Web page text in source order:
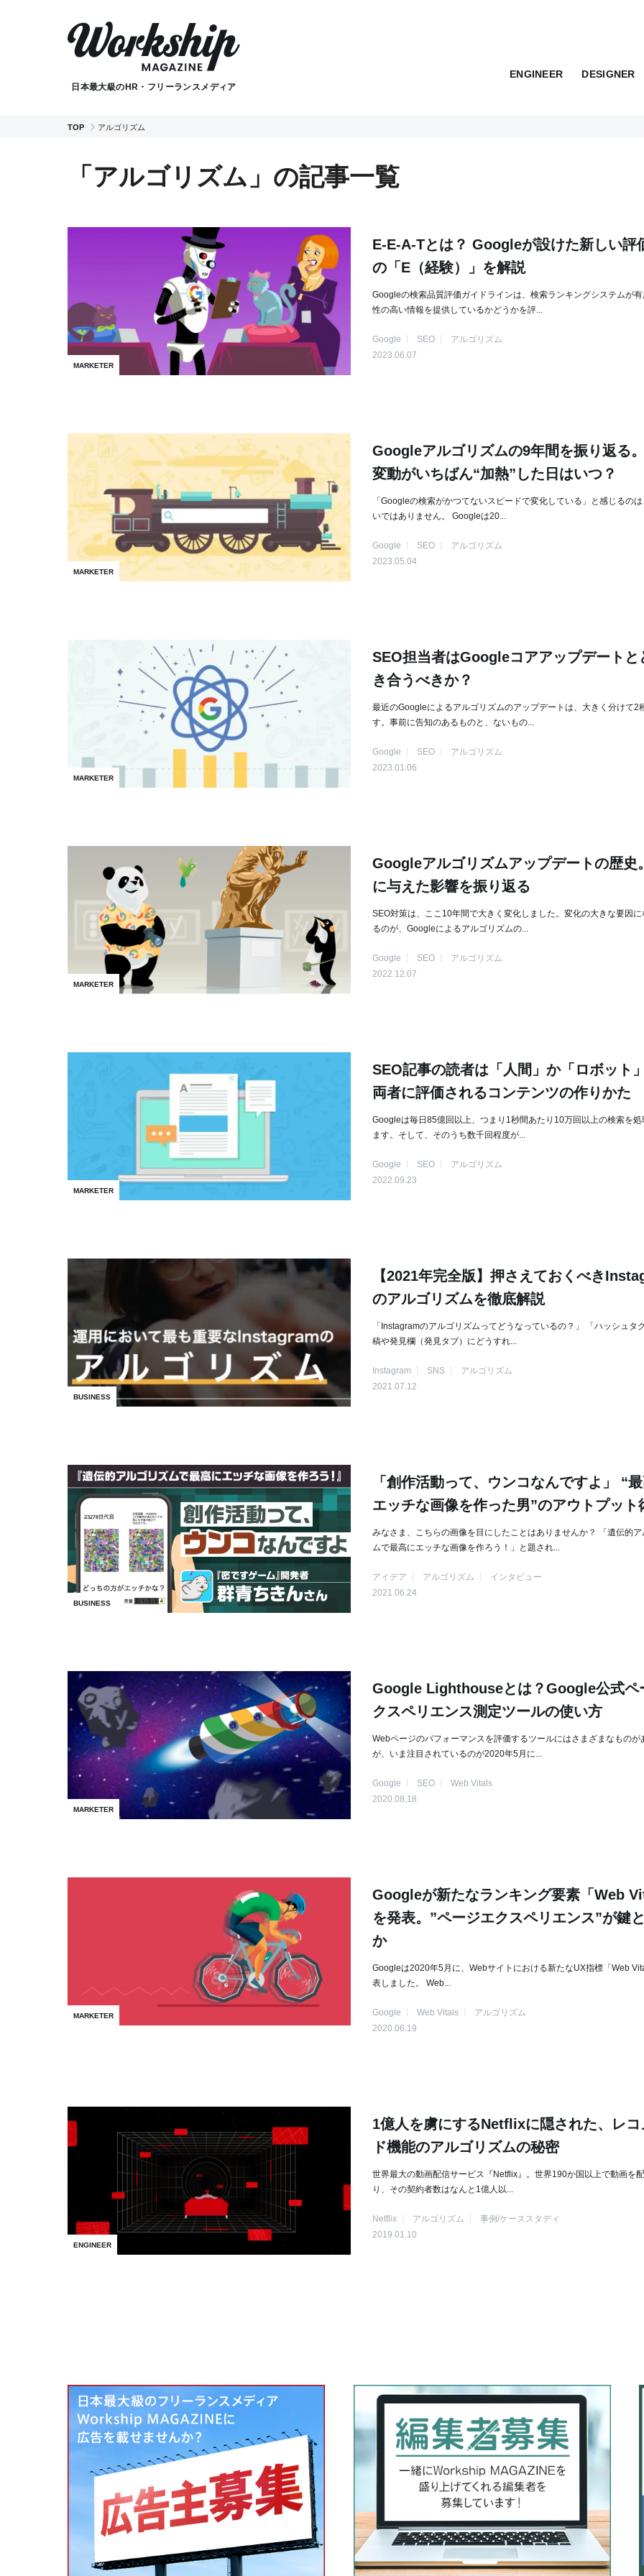
日本最大級のHR・フリーランスメディア
ENGINEER DESIGNER
TOP アルゴリズム
「アルゴリズム」の記事一覧
MARKETER
E-E-A-Tとは？ Googleが設けた新しい評
の「E（経験）」を解説
Googleの検索品質評価ガイドラインは、検索ランキングシステムが有
性の高い情報を提供しているかどうかを評...
Google SEO
アルゴリズム
2023.06.07
MARKETER
Googleアルゴリズムの9年間を振り返る
変動がいちばん“加熱”した日はいつ？
「Googleの検索がかつてないスピードで変化している」と感じるの
いではありません。 Googleは20...
Google SEO
アルゴリズム
2023.05.04
MARKETER
SEO担当者はGoogleコアアップデートと
き合うべきか？
最近のGoogleによるアルゴリズムのアップデートは、大きく分けて2
す。事前に告知のあるものと、ないもの...
Google SEO
アルゴリズム
2023.01.06
MARKETER
Googleアルゴリズムアップデートの歴史
に与えた影響を振り返る
SEO対策は、ここ10年間で大きく変化しました。変化の大きな要因に
るのが、Googleによるアルゴリズムの...
Google SEO
アルゴリズム
2022.12.07
MARKETER
SEO記事の読者は「人間」か「ロボット」
両者に評価されるコンテンツの作りかた
Googleは毎日85億回以上、つまり1秒間あたり10万回以上の検索を処
ます。そして、そのうち数千回程度が...
Google SEO
アルゴリズム
2022.09.23
BUSINESS
【2021年完全版】押さえておくべき
のアルゴリズムを徹底解説
「Instagramのアルゴリズムってどうなっているの？」 「ハッシュタ
稿や発見欄（発見タブ）にどうすれ...
Instagram SNS
アルゴリズム
2021.07.12
BUSINESS
「創作活動って、ウンコなんですよ」 “
エッチな画像を作った男”のアウトプット
みなさま、こちらの画像を目にしたことはありませんか？ 「遺伝的ア
ムで最高にエッチな画像を作ろう！」と題され...
アイデア アルゴリズム
インタビュー
2021.06.24
MARKETER
Google Lighthouseとは？Google公式ペ
クスペリエンス測定ツールの使い方
Webページのパフォーマンスを評価するツールにはさまざまなものが
が、いま注目されているのが2020年5月に...
Google SEO
Web Vitals
2020.08.18
MARKETER
Googleが新たなランキング要素「Web
を発表。”ページエクスペリエンス”が鍵
か
Googleは2020年5月に、Webサイトにおける新たなUX指標「Web
表しました。 Web...
Google Web Vitals
アルゴリズム
2020.06.19
ENGINEER
1億人を虜にするNetflixに隠された、レコ
ド機能のアルゴリズムの秘密
世界最大の動画配信サービス『Netflix』。世界190か国以上で動画を
り、その契約者数はなんと1億人以...
Netflix アルゴリズム
事例/ケーススタディ
2019.01.10